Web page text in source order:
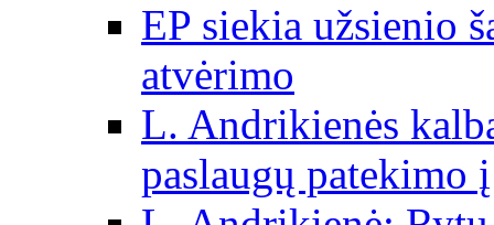
EP siekia užsienio
atvėrimo
L. Andrikienės
paslaugų